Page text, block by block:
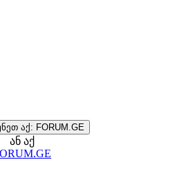
აქ: FORUM.GE
ან აქ